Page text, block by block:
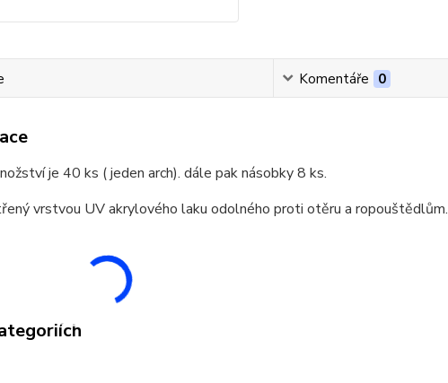
Komentáře 0
je 40 ks ( jeden arch). dále pak násobky 8 ks.
vrstvou UV akrylového laku odolného proti otěru a ropouštědlům.